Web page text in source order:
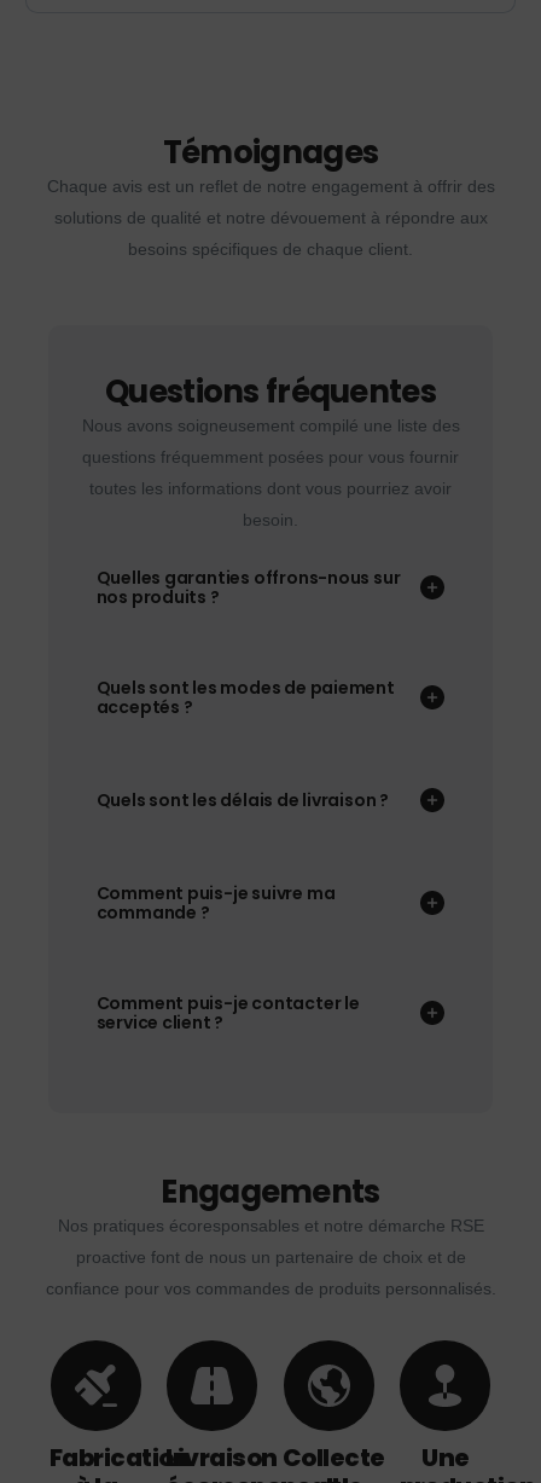
Témoignages
Chaque avis est un reflet de notre engagement à offrir des
solutions de qualité et notre dévouement à répondre aux
besoins spécifiques de chaque client.
Questions fréquentes
Nous avons soigneusement compilé une liste des
questions fréquemment posées pour vous fournir
toutes les informations dont vous pourriez avoir
besoin.
Quelles garanties offrons-nous sur
nos produits ?
Quels sont les modes de paiement
acceptés ?
Quels sont les délais de livraison ?
Comment puis-je suivre ma
commande ?
Comment puis-je contacter le
service client ?
Engagements
Nos pratiques écoresponsables et notre démarche RSE
proactive font de nous un partenaire de choix et de
confiance pour vos commandes de produits personnalisés.
FabricationLivraison Collecte
Une